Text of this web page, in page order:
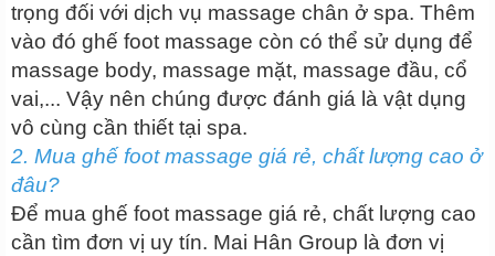
trọng đối với dịch vụ massage chân ở spa. Thêm
vào đó ghế foot massage còn có thể sử dụng để
massage body, massage mặt, massage đầu, cổ
vai,... Vậy nên chúng được đánh giá là vật dụng
vô cùng cần thiết tại spa.
2. Mua ghế foot massage giá rẻ, chất lượng cao ở
đâu?
Để mua ghế foot massage giá rẻ, chất lượng cao
cần tìm đơn vị uy tín. Mai Hân Group là đơn vị